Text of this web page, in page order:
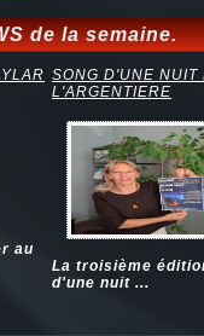
de la semaine.
au
SONG D'UNE NUIT
L'ARGENTIERE
La troisième
d'une nuit ...